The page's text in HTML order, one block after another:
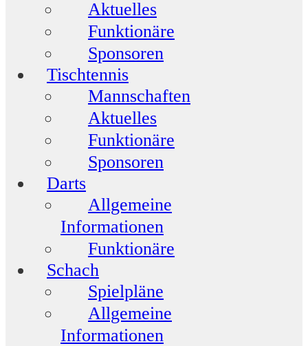
Aktuelles
Funktionäre
Sponsoren
Tischtennis
Mannschaften
Aktuelles
Funktionäre
Sponsoren
Darts
Allgemeine
Informationen
Funktionäre
Schach
Spielpläne
Allgemeine
Informationen